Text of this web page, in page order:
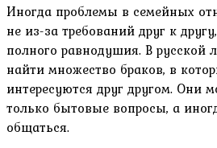
Иногда проблемы в семейных
не из-за требований друг к
полного равнодушия. В русской
найти множество браков, в
интересуются друг другом. Они
только бытовые вопросы, а
общаться.